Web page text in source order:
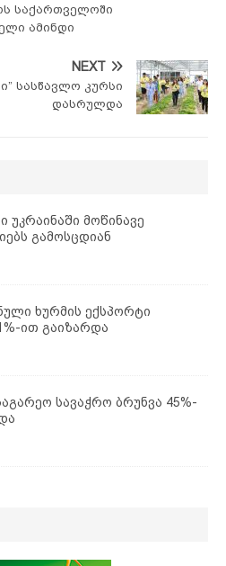
საქართველოში
ამინდი
NEXT
სასწავლო კურსი
დასრულდა
უკრაინაში მოწინავე
გამოსცდიან
ხურმის ექსპორტი
ით გაიზარდა
სავაჭრო ბრუნვა 45%-